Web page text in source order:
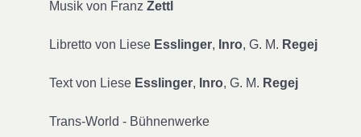
Musik von Franz Zettl
Libretto von Liese Esslinger, Inro, G. M. Regej
Text von Liese Esslinger, Inro, G. M. Regej
Trans-World - Bühnenwerke